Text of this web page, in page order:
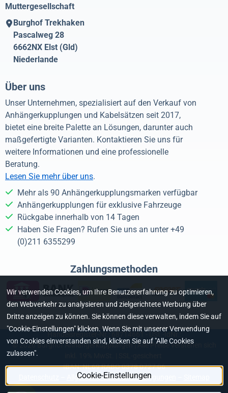
Muttergesellschaft
Burghof Trekhaken
Pascalweg 28
6662NX Elst (Gld)
Niederlande
Über uns
Unser Unternehmen, spezialisiert auf den Verkauf von
Anhängerkupplungen und Kabelsätzen seit 2017,
bietet eine breite Palette an Lösungen, darunter auch
maßgefertigte Varianten. Kontaktieren Sie uns für
weitere Informationen und eine professionelle
Beratung.
Lesen Sie mehr über uns.
Mehr als 90 Anhängerkupplungsmarken verfügbar
Anhängerkupplungen für exklusive Fahrzeuge
Rückgabe innerhalb von 14 Tagen
Haben Sie Fragen? Rufen Sie uns an unter +49
(0)211 6355299
Zahlungsmethoden
Handelsregister-Nr.: 68714661 - USt.-IdNr.:
© 2026Burghof Anhängerkupplungen | Alle Preise verstehen sich
IBAN: NL69 RABO 0378 0727 06
Allgemeine Geschäftsbedingungen
Wir verwenden Cookies, um Ihre Benutzererfahrung zu optimieren,
den Webverkehr zu analysieren und zielgerichtete Werbung über
Dritte anzeigen zu können. Sie können diese verwalten, indem Sie auf
"Cookie-Einstellungen" klicken. Wenn Sie mit unserer Verwendung
von Cookies einverstanden sind, klicken Sie auf "Alle Cookies
zulassen".
Cookie-Einstellungen